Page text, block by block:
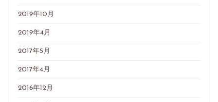
2019年10月
2019年4月
2017年5月
2017年4月
2016年12月